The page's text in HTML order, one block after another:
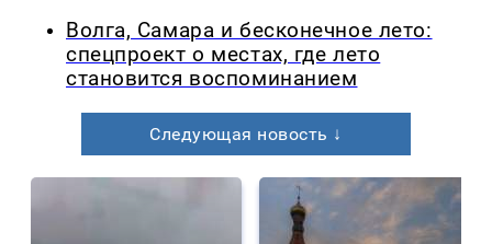
Волга, Самара и бесконечное лето:
спецпроект о местах, где лето
становится воспоминанием
Следующая новость ↓